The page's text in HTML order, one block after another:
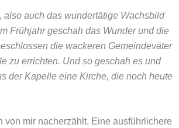
auch das wundertätige Wachsbild
Frühjahr geschah das Wunder und die
die wackeren Gemeindeväter
zu errichten. Und so geschah es und
der Kapelle eine Kirche, die noch heute
von mir nacherzählt. Eine ausführlichere